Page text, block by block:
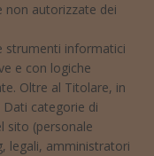
non autorizzate dei
strumenti informatici
e con logiche
Oltre al Titolare, in
categorie di
sito (personale
legali, amministratori